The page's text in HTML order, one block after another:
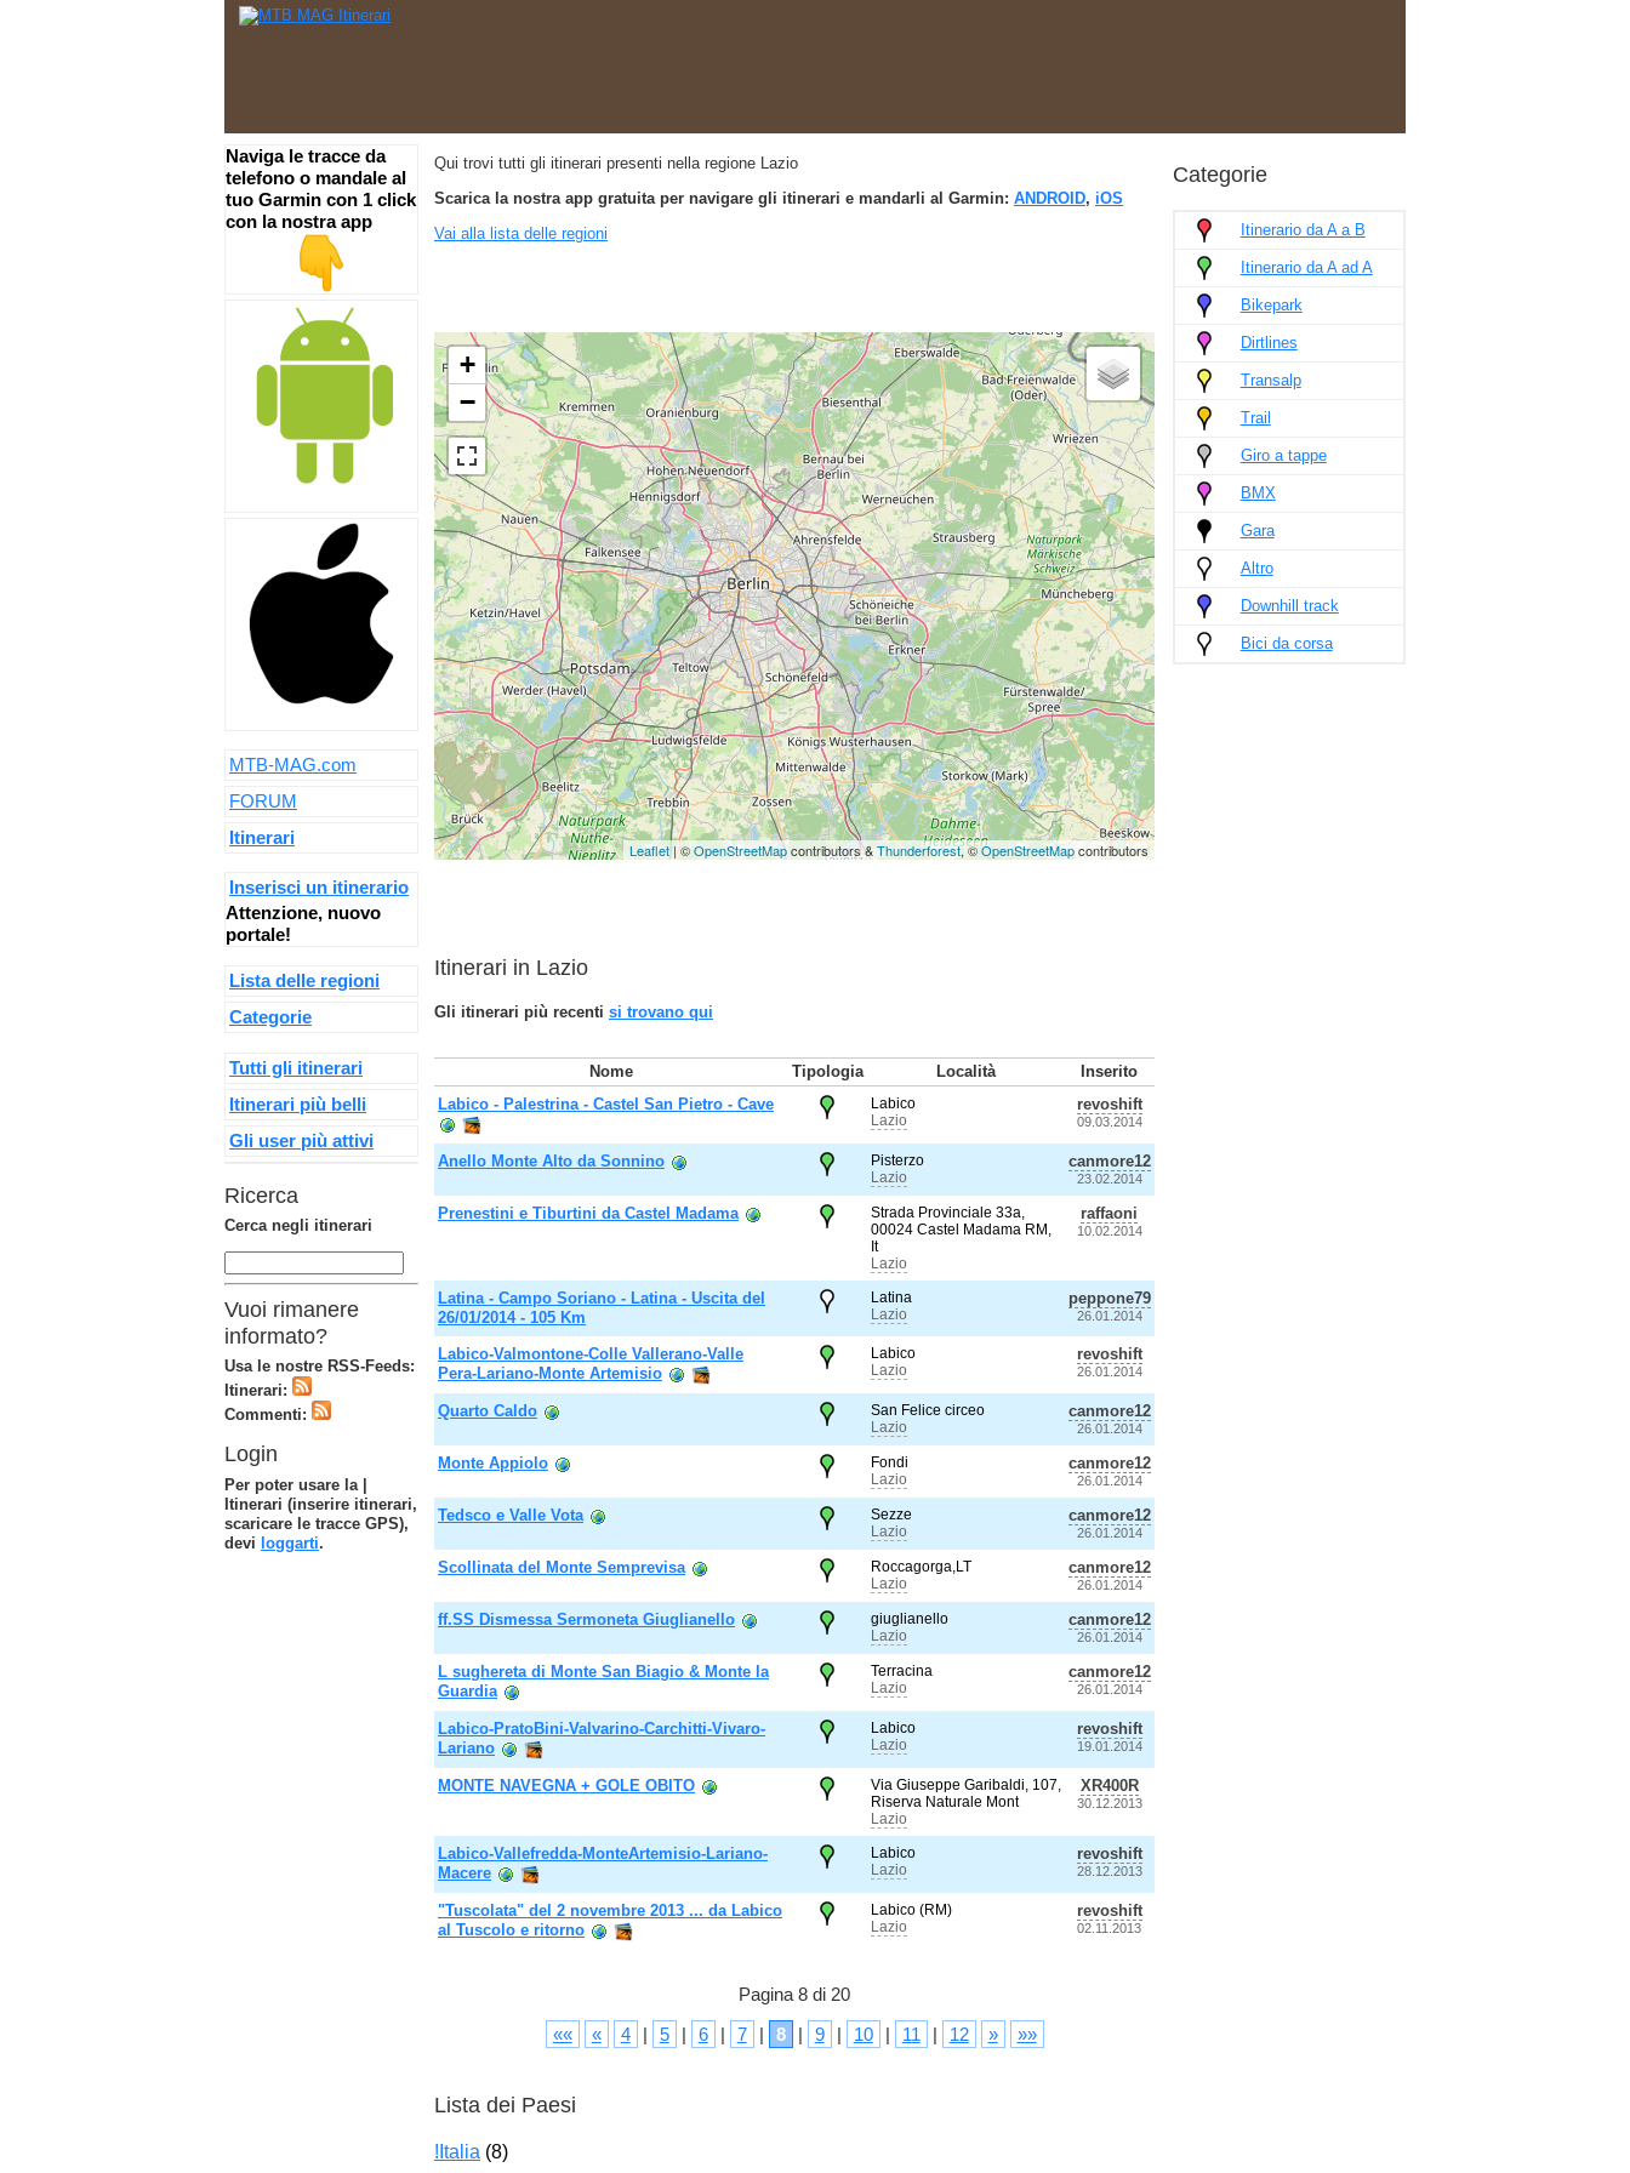
Qui trovi tutti gli itinerari presenti nella regione Lazio
Scarica la nostra app gratuita per navigare gli itinerari e mandarli al Garmin: ANDROID, iOS
Vai alla lista delle regioni
+
−
Leaflet | ©OpenStreetMapcontributors &Thunderforest, ©OpenStreetMapcontributors
Itinerari in Lazio
Gli itinerari più recenti si trovano qui
Nome Tipologia Località
Inserito
Labico - Palestrina - Castel San Pietro - Cave
Labico
Lazio
revoshift
09.03.2014
Anello Monte Alto da Sonnino
Pisterzo
Lazio
canmore12
23.02.2014
Prenestini e Tiburtini da Castel Madama
Strada Provinciale 33a,
00024 Castel Madama RM,
It
Lazio
raffaoni
10.02.2014
Latina - Campo Soriano - Latina - Uscita del
26/01/2014 - 105 Km
Latina
Lazio
peppone79
26.01.2014
Labico-Valmontone-Colle Vallerano-Valle
Pera-Lariano-Monte Artemisio
Labico
Lazio
revoshift
26.01.2014
Quarto Caldo
San Felice circeo
Lazio
canmore12
26.01.2014
Monte Appiolo
Fondi
Lazio
canmore12
26.01.2014
Tedsco e Valle Vota
Sezze
Lazio
canmore12
26.01.2014
Scollinata del Monte Semprevisa
Roccagorga,LT
Lazio
canmore12
26.01.2014
ff.SS Dismessa Sermoneta Giuglianello
giuglianello
Lazio
canmore12
26.01.2014
L sughereta di Monte San Biagio & Monte la
Guardia
Terracina
Lazio
canmore12
26.01.2014
Labico-PratoBini-Valvarino-Carchitti-Vivaro-
Lariano
Labico
Lazio
revoshift
19.01.2014
MONTE NAVEGNA + GOLE OBITO
Via Giuseppe Garibaldi, 107,
Riserva Naturale Mont
Lazio
XR400R
30.12.2013
Labico-Vallefredda-MonteArtemisio-Lariano-
Macere
Labico
Lazio
revoshift
28.12.2013
"Tuscolata" del 2 novembre 2013 ... da Labico
al Tuscolo e ritorno
Labico (RM)
Lazio
revoshift
02.11.2013
Pagina 8 di 20
««
« 4 | 5 | 6 | 7 | 8 | 9 | 10 | 11 | 12 » »»
Lista dei Paesi
!Italia (8)
Categorie
Itinerario da A a B
Itinerario da A ad A
Bikepark
Dirtlines
Transalp
Trail
Giro a tappe
BMX
Gara
Altro
Downhill track
Bici da corsa
Naviga le tracce da
telefono o mandale al
tuo Garmin con 1 click
con la nostra app
MTB-MAG.com
FORUM
Itinerari
Inserisci un itinerario
Attenzione, nuovo
portale!
Lista delle regioni
Categorie
Tutti gli itinerari
Itinerari più belli
Gli user più attivi
Ricerca
Cerca negli itinerari
Vuoi rimanere
informato?
Usa le nostre RSS-Feeds:
Itinerari:
Commenti:
Login
Per poter usare la |
Itinerari (inserire itinerari,
scaricare le tracce GPS),
devi loggarti.